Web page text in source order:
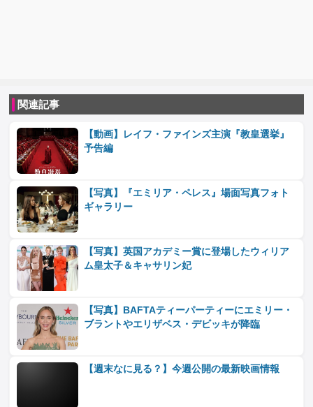
関連記事
【動画】レイフ・ファインズ主演『教皇選挙』
予告編
【写真】『エミリア・ペレス』場面写真フォト
ギャラリー
【写真】英国アカデミー賞に登場したウィリア
ム皇太子＆キャサリン妃
【写真】BAFTAティーパーティーにエミリー・
ブラントやエリザベス・デビッキが降臨
【週末なに見る？】今週公開の最新映画情報